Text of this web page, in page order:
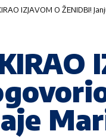
IZJAVOM O ŽENIDBI!